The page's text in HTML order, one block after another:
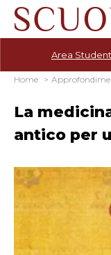
Area
Home
La
antico per